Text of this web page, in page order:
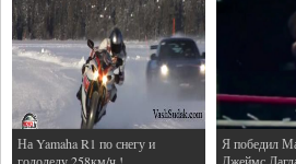
На Yamaha R1 по снегу и
Я победил